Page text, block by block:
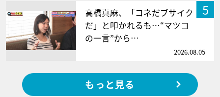
5
高橋真麻、「コネだブサイク
だ」と叩かれるも…“マツコ
の一言”から…
2026.08.05
もっと見る